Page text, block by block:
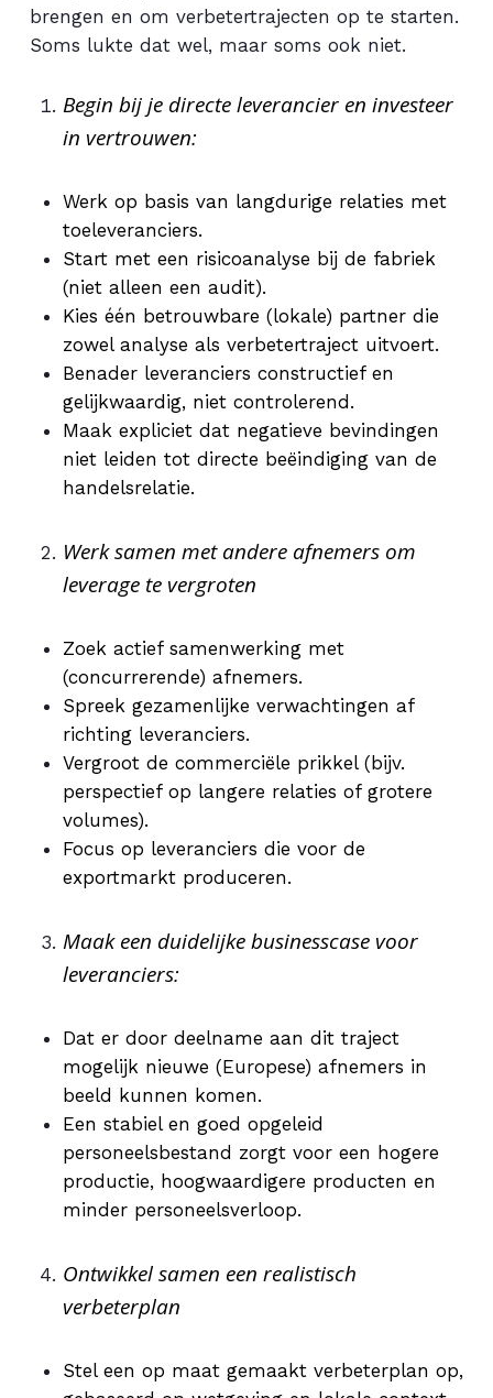
brengen en om verbetertrajecten op te starten.
Soms lukte dat wel, maar soms ook niet.
Begin bij je directe leverancier en investeer
in vertrouwen:
Werk op basis van langdurige relaties met
toeleveranciers.
Start met een risicoanalyse bij de fabriek
(niet alleen een audit).
Kies één betrouwbare (lokale) partner die
zowel analyse als verbetertraject uitvoert.
Benader leveranciers constructief en
gelijkwaardig, niet controlerend.
Maak expliciet dat negatieve bevindingen
niet leiden tot directe beëindiging van de
handelsrelatie.
Werk samen met andere afnemers om
leverage te vergroten
Zoek actief samenwerking met
(concurrerende) afnemers.
Spreek gezamenlijke verwachtingen af
richting leveranciers.
Vergroot de commerciële prikkel (bijv.
perspectief op langere relaties of grotere
volumes).
Focus op leveranciers die voor de
exportmarkt produceren.
Maak een duidelijke businesscase voor
leveranciers:
Dat er door deelname aan dit traject
mogelijk nieuwe (Europese) afnemers in
beeld kunnen komen.
Een stabiel en goed opgeleid
personeelsbestand zorgt voor een hogere
productie, hoogwaardigere producten en
minder personeelsverloop.
Ontwikkel samen een realistisch
verbeterplan
Stel een op maat gemaakt verbeterplan op,